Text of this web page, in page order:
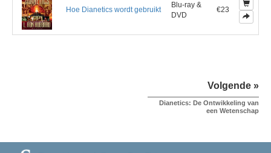
Hoe Dianetics wordt gebruikt
Blu-ray &
DVD
€23
Volgende »
Dianetics: De Ontwikkeling van
een Wetenschap